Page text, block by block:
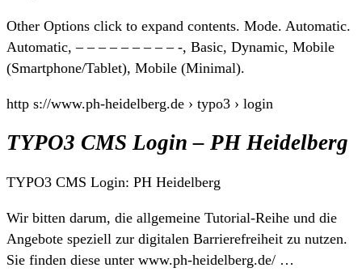
Other Options click to expand contents. Mode. Automatic.
Automatic, – – – – – – – – – -, Basic, Dynamic, Mobile
(Smartphone/Tablet), Mobile (Minimal).
http s://www.ph-heidelberg.de › typo3 › login
TYPO3 CMS Login – PH Heidelberg
TYPO3 CMS Login: PH Heidelberg
Wir bitten darum, die allgemeine Tutorial-Reihe und die
Angebote speziell zur digitalen Barrierefreiheit zu nutzen.
Sie finden diese unter www.ph-heidelberg.de/ …